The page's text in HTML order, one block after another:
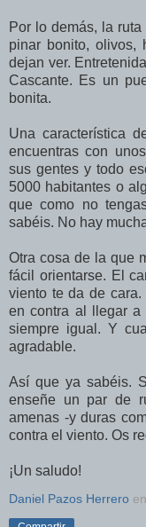
Por lo demás, la
pinar bonito, olivos,
dejan ver.
Cascante. Es un
bonita.
Una característica
encuentras con
sus gentes y todo
5000 habitantes o
que como no
sabéis. No hay
Otra cosa de la que
fácil orientarse. El
viento te da de
en contra al llegar
siempre igual. Y
agradable.
Así que ya sabéis.
enseñe un par de
amenas -y duras
contra el viento. Os
¡Un saludo!
Daniel Pazos Herrero en